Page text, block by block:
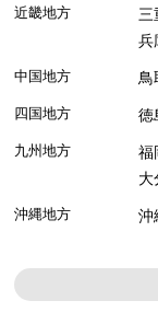
近畿地方 三
兵
中国地方 鳥
四国地方 徳
九州地方 福
大
沖縄地方 沖